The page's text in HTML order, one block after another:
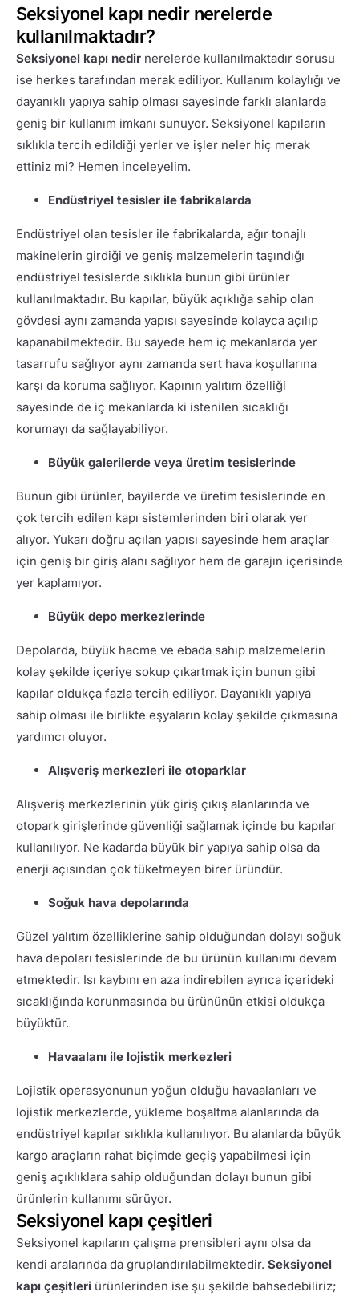
Seksiyonel kapı nedir nerelerde
kullanılmaktadır?
Seksiyonel kapı nedirnerelerde kullanılmaktadır sorusu
ise herkes tarafından merak ediliyor. Kullanım kolaylığı ve
dayanıklı yapıya sahip olması sayesinde farklı alanlarda
geniş bir kullanım imkanı sunuyor. Seksiyonel kapıların
sıklıkla tercih edildiği yerler ve işler neler hiç merak
ettiniz mi? Hemen inceleyelim.
Endüstriyel tesisler ile fabrikalarda
Endüstriyel olan tesisler ile fabrikalarda, ağır tonajlı
makinelerin girdiği ve geniş malzemelerin taşındığı
endüstriyel tesislerde sıklıkla bunun gibi ürünler
kullanılmaktadır. Bu kapılar, büyük açıklığa sahip olan
gövdesi aynı zamanda yapısı sayesinde kolayca açılıp
kapanabilmektedir. Bu sayede hem iç mekanlarda yer
tasarrufu sağlıyor aynı zamanda sert hava koşullarına
karşı da koruma sağlıyor. Kapının yalıtım özelliği
sayesinde de iç mekanlarda ki istenilen sıcaklığı
korumayı da sağlayabiliyor.
Büyük galerilerde veya üretim tesislerinde
Bunun gibi ürünler, bayilerde ve üretim tesislerinde en
çok tercih edilen kapı sistemlerinden biri olarak yer
alıyor. Yukarı doğru açılan yapısı sayesinde hem araçlar
için geniş bir giriş alanı sağlıyor hem de garajın içerisinde
yer kaplamıyor.
Büyük depo merkezlerinde
Depolarda, büyük hacme ve ebada sahip malzemelerin
kolay şekilde içeriye sokup çıkartmak için bunun gibi
kapılar oldukça fazla tercih ediliyor. Dayanıklı yapıya
sahip olması ile birlikte eşyaların kolay şekilde çıkmasına
yardımcı oluyor.
Alışveriş merkezleri ile otoparklar
Alışveriş merkezlerinin yük giriş çıkış alanlarında ve
otopark girişlerinde güvenliği sağlamak içinde bu kapılar
kullanılıyor. Ne kadarda büyük bir yapıya sahip olsa da
enerji açısından çok tüketmeyen birer üründür.
Soğuk hava depolarında
Güzel yalıtım özelliklerine sahip olduğundan dolayı soğuk
hava depoları tesislerinde de bu ürünün kullanımı devam
etmektedir. Isı kaybını en aza indirebilen ayrıca içerideki
sıcaklığında korunmasında bu ürününün etkisi oldukça
büyüktür.
Havaalanı ile lojistik merkezleri
Lojistik operasyonunun yoğun olduğu havaalanları ve
lojistik merkezlerde, yükleme boşaltma alanlarında da
endüstriyel kapılar sıklıkla kullanılıyor. Bu alanlarda büyük
kargo araçların rahat biçimde geçiş yapabilmesi için
geniş açıklıklara sahip olduğundan dolayı bunun gibi
ürünlerin kullanımı sürüyor.
Seksiyonel kapı çeşitleri
Seksiyonel kapıların çalışma prensibleri aynı olsa da
kendi aralarında da gruplandırılabilmektedir. Seksiyonel
kapı çeşitleriürünlerinden ise şu şekilde bahsedebiliriz;